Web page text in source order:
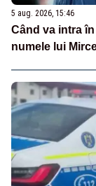
5 aug. 2026, 15:46
Când va intra
numele lui